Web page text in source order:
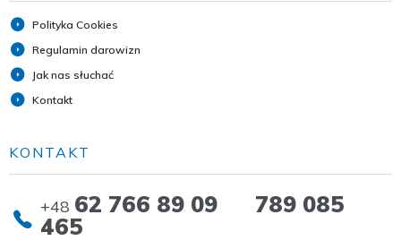
Polityka Cookies
Regulamin darowizn
Jak nas słuchać
Kontakt
KONTAKT
+48 62 766 89 09 789 085
465